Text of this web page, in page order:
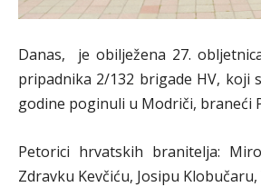
Danas, je obilježena 27.
pripadnika 2/132 brigade HV, koji
godine poginuli u Modriči, braneći
Petorici hrvatskih branitelja:
Zdravku Kevčiću, Josipu